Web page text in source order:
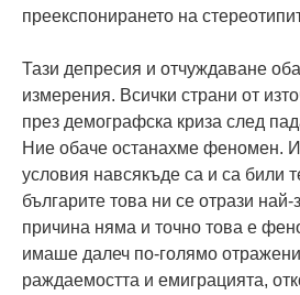
преекспонирането на
Тази депресия и отчуждаване
измерения. Всички страни от
през демографска криза след
Ние обаче останахме феномен.
условия навсякъде са и са били
българите това ни се отрази
причина няма и точно това е
имаше далеч по-голямо
раждаемостта и емиграцията,